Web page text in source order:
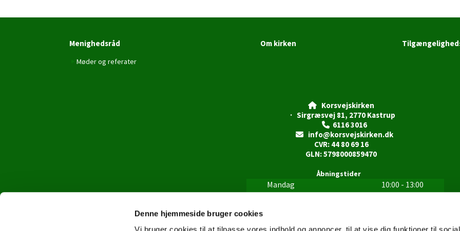
Denne hjemmeside bruger cookies
Menighedsråd
Møder og referater
Om kirken

Korsvejskirken
· Sirgræsvej 81, 2770 Kastrup
6116 3016
info@korsvejskirken.dk
CVR: 44 80 69 16
GLN: 5798000859470
Åbningstider
Mandag
10:00 - 13:00
Tirsdag
10:00 - 13:00